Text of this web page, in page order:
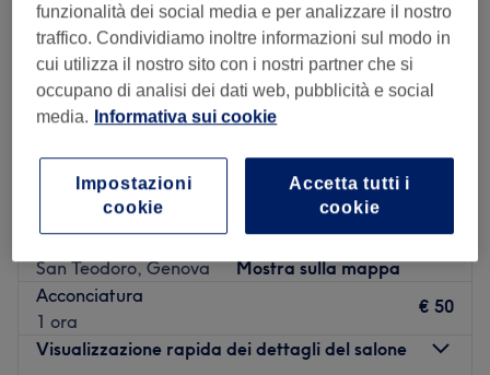
Diamoci un Taglio
5,0
5 recensioni
San Teodoro, Genova
Mostra sulla mappa
Acconciatura
1 ora
€ 50
Visualizzazione rapida dei dettagli del salone
funzionalità dei social media e per analizzare il nostro
traffico. Condividiamo inoltre informazioni sul modo in
cui utilizza il nostro sito con i nostri partner che si
occupano di analisi dei dati web, pubblicità e social
media. Informativa sui cookie
Accetta tutti i
cookie
Impostazioni
cookie